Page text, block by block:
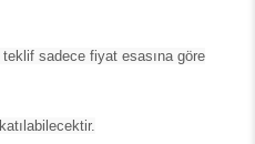
sadece fiyat esasına göre